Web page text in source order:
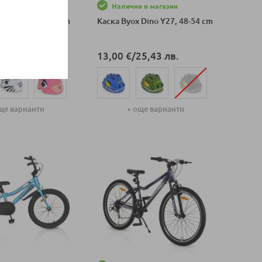
Kati Y26, 48-54 cm
варианти
Налично в магазин
Каска Byox Dino Y27, 48-54 cm
13,00 €/25,43 лв.
+ още варианти